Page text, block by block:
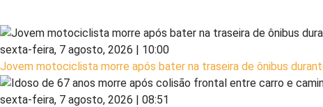
sexta-feira, 7 agosto, 2026 | 10:00
Jovem motociclista morre após bater na traseira de ônibus
sexta-feira, 7 agosto, 2026 | 08:51